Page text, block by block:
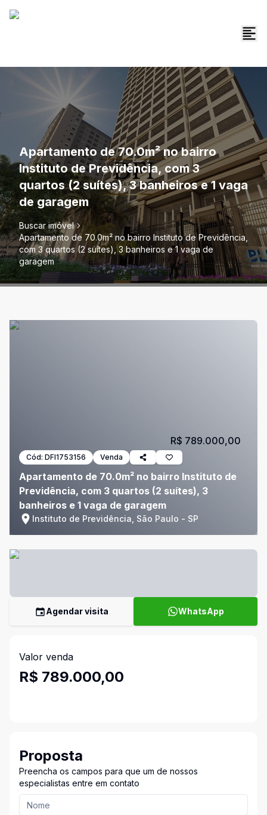
Apartamento de 70.0m² no bairro
Instituto de Previdência, com 3
quartos (2 suítes), 3 banheiros e 1 vaga
de garagem
Buscar imóvel
Apartamento de 70.0m² no bairro Instituto de Previdência,
com 3 quartos (2 suítes), 3 banheiros e 1 vaga de
garagem
Cód: DFI1753156 Venda
Apartamento de 70.0m² no bairro Instituto de
Previdência, com 3 quartos (2 suítes), 3
banheiros e 1 vaga de garagem
Instituto de Previdência, São Paulo - SP
R$ 789.000,00
Agendar visita WhatsApp
Valor venda
R$ 789.000,00
Proposta
Preencha os campos para que um de nossos
especialistas entre em contato